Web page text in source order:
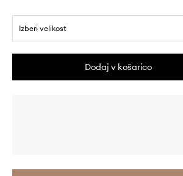
Izberi velikost
Dodaj v košarico